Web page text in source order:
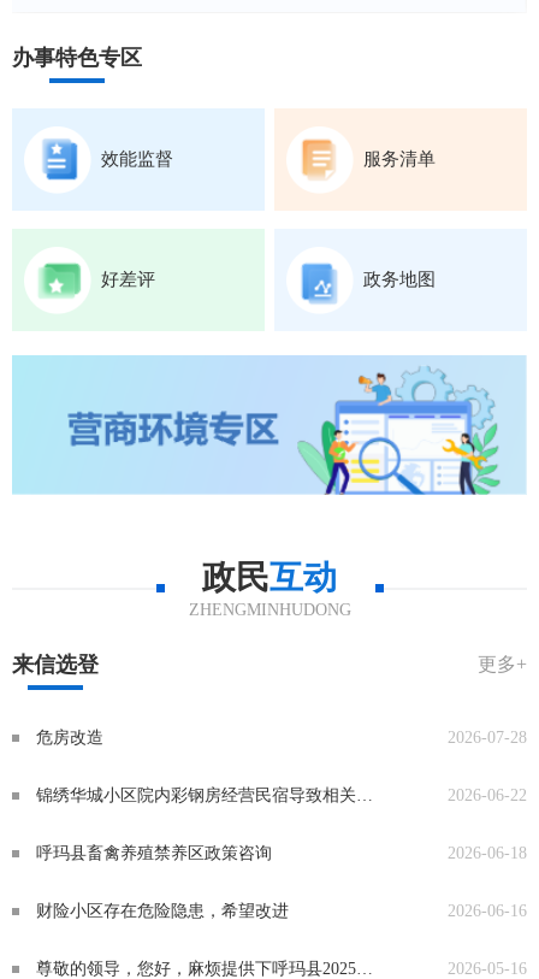
办事特色专区
效能监督 服务清单
好差评 政务地图
政民互动
ZHENGMINHUDONG
来信选登 更多+
危房改造 2026-07-28
2026-06-22
呼玛县畜禽养殖禁养区政策咨询 2026-06-18
财险小区存在危险隐患，希望改进 2026-06-16
2026-05-16